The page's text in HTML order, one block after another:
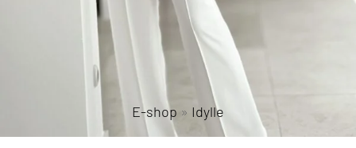
E-shop » Idylle